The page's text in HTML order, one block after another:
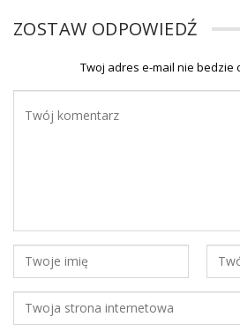
ZOSTAW ODPOWIEDŹ
Twoj adres e-mail nie bedzie